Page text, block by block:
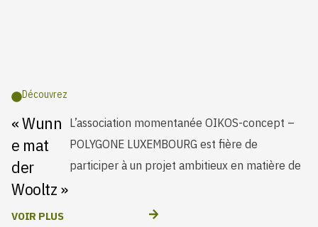
Découvrez
« Wunn
e mat
der
Wooltz »
à Wiltz
L’association momentanée OIKOS-concept –
POLYGONE LUXEMBOURG est fière de
participer à un projet ambitieux en matière de
construction durable et de logement
VOIR PLUS